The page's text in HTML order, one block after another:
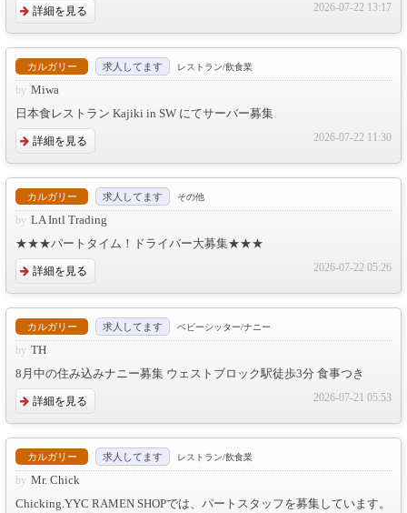
詳細を見る 2026-07-22 13:17
カルガリー 求人してます レストラン/飲食業
Miwa
日本食レストラン Kajiki in SW にてサーバー募集
詳細を見る 2026-07-22 11:30
カルガリー 求人してます その他
LA Intl Trading
★★★パートタイム！ドライバー大募集★★★
詳細を見る 2026-07-22 05:26
カルガリー 求人してます ベビーシッター/ナニー
TH
8月中の住み込みナニー募集 ウェストブロック駅徒歩3分 食事つき
詳細を見る 2026-07-21 05:53
カルガリー 求人してます レストラン/飲食業
Mr. Chick
Chicking.YYC RAMEN SHOPでは、パートスタッフを募集しています。